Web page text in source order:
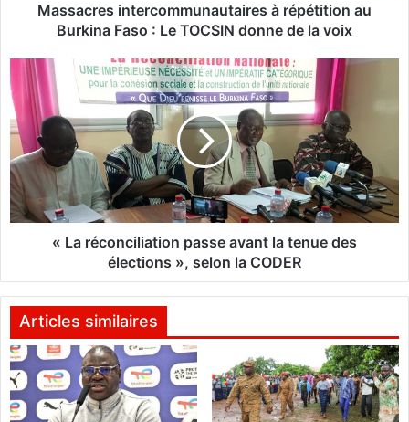
r
c
o
m
m
u
n
a
i
s
à
r
é
Massacres intercommunautaires à répétition au
Burkina Faso : Le TOCSIN donne de la voix
L
a
r
c
o
n
c
i
a
i
o
n
p
a
« La réconciliation passe avant la tenue des
élections », selon la CODER
Articles similaires